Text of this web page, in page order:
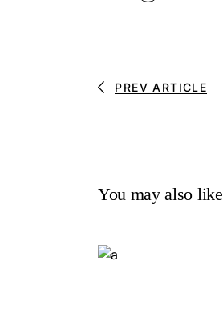
PREV ARTICLE
You may also like